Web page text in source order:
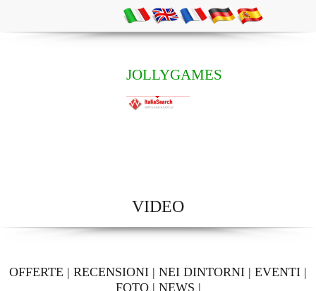
JOLLYGAMES
VIDEO
OFFERTE | RECENSIONI | NEI DINTORNI | EVENTI |
FOTO| NEWS |